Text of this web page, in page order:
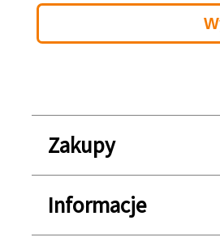
Zakupy
Informacje